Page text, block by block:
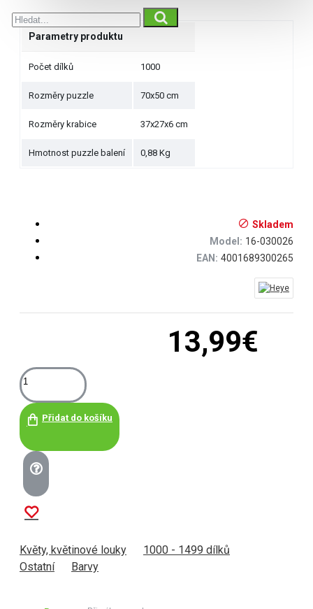
Parametry produktu
Počet dílků 1000
Rozměry puzzle 70x50 cm
Rozměry krabice 37x27x6 cm
Hmotnost puzzle balení 0,88 Kg
13,99€
Skladem
Model: 16-030026
EAN: 4001689300265
Přidat do košíku
Květy, květinové louky
1000 - 1499 dílků
Ostatní
Barvy